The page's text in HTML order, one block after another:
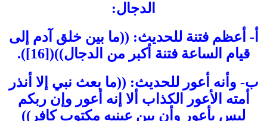
الدجال:
أ- أعظم فتنة للحديث: ((ما بين خلق آدم إلى
قيام الساعة فتنة أكبر من الدجال))([16]).
ب- وأنه أعور للحديث: ((ما بعث نبي إلا أنذر
أمته الأعور الكذاب ألا إنه أعور وإن ربكم
ليس بأعور وأن بين عينيه مكتوب كافر))